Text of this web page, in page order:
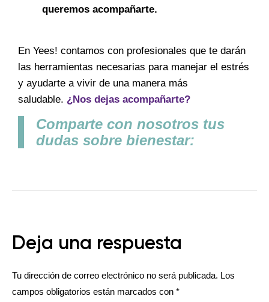
queremos acompañarte.
En Yees! contamos con profesionales que te darán
las herramientas necesarias para manejar el estrés
y ayudarte a vivir de una manera más
saludable. ¿Nos dejas acompañarte?
Comparte con nosotros tus
dudas sobre bienestar:
Deja una respuesta
Tu dirección de correo electrónico no será publicada. Los
campos obligatorios están marcados con *